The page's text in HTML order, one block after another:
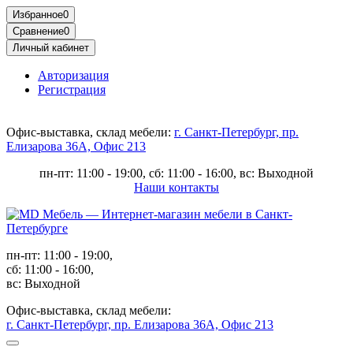
Избранное0
Сравнение0
Личный кабинет
Авторизация
Регистрация
Офис-выставка, склад мебели: г. Санкт-Петербург, пр.
Елизарова 36А, Офис 213
пн-пт: 11:00 - 19:00, сб: 11:00 - 16:00, вс: Выходной
Наши контакты
пн-пт: 11:00 - 19:00,
сб: 11:00 - 16:00,
вс: Выходной
Офис-выставка, склад мебели:
г. Санкт-Петербург, пр. Елизарова 36А, Офис 213